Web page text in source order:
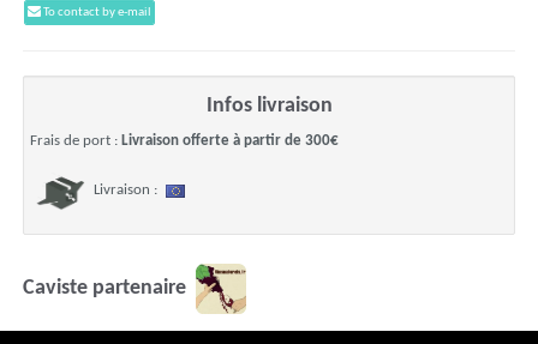
To contact by e-mail
Infos livraison
Frais de port : Livraison offerte à partir de 300€
Livraison :
Caviste partenaire